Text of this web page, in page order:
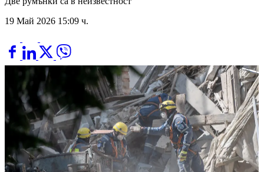
19 Май 2026 15:09 ч.